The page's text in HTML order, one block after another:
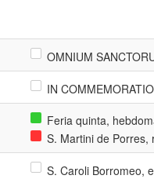
OMNIUM
IN
Feria quinta,
S. Martini de Porres,
S. Caroli Borromeo,